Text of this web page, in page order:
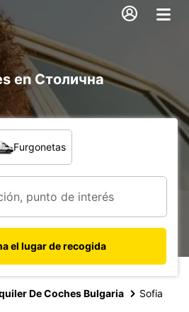
en Столична
Furgonetas
el lugar de recogida
De Coches Bulgaria Sofia